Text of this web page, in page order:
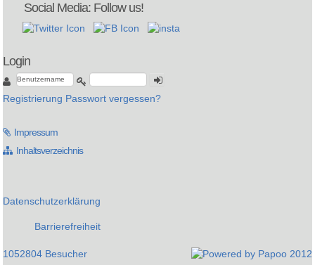
Social Media: Follow us!
Login
Registrierung Passwort vergessen?
Impressum
Inhaltsverzeichnis
Datenschutzerklärung
Barrierefreiheit
1052804 Besucher